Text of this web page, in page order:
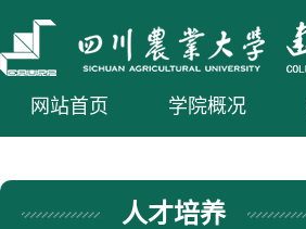
网站首页 学院概况
人才培养